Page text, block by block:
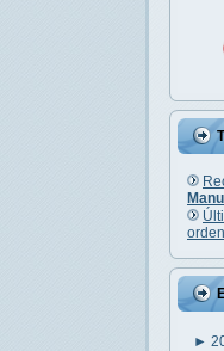
►